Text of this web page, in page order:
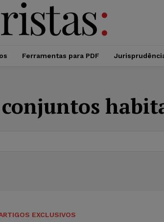
Ferramentas para PDF
EXCLUSIVOS